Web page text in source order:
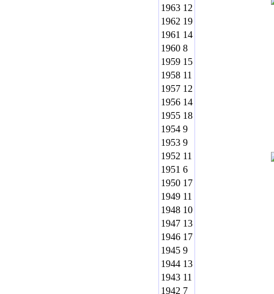
1963 12
1962 19
1961 14
1960 8
1959 15
1958 11
1957 12
1956 14
1955 18
1954 9
1953 9
1952 11
1951 6
1950 17
1949 11
1948 10
1947 13
1946 17
1945 9
1944 13
1943 11
1942 7